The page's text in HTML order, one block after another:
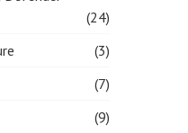
(24)
(3)
(7)
(9)